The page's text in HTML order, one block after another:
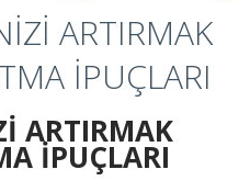
ARTIRMAK
İPUÇLARI
ARTIRMAK
İPUÇLARI